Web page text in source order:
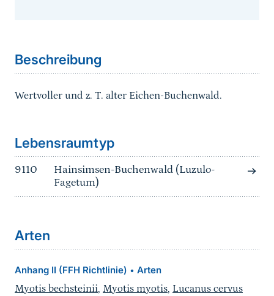
Beschreibung
Wertvoller und z. T. alter Eichen-Buchenwald.
Lebensraumtyp
9110
Hainsimsen-Buchenwald (Luzulo-
Fagetum)
Arten
Anhang II (FFH Richtlinie) • Arten
Myotis bechsteinii, Myotis myotis, Lucanus cervus